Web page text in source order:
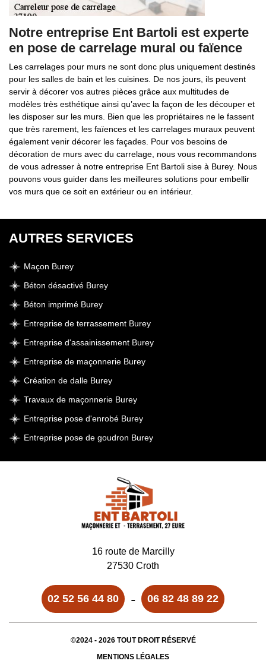
Notre entreprise Ent Bartoli est experte
en pose de carrelage mural ou faïence
Les carrelages pour murs ne sont donc plus uniquement destinés
pour les salles de bain et les cuisines. De nos jours, ils peuvent
servir à décorer vos autres pièces grâce aux multitudes de
modèles très esthétique ainsi qu’avec la façon de les découper et
les disposer sur les murs. Bien que les propriétaires ne le fassent
que très rarement, les faïences et les carrelages muraux peuvent
également venir décorer les façades. Pour vos besoins de
décoration de murs avec du carrelage, nous vous recommandons
de vous adresser à notre entreprise Ent Bartoli sise à Burey. Nous
pouvons vous guider dans les meilleures solutions pour embellir
vos murs que ce soit en extérieur ou en intérieur.
AUTRES SERVICES
Maçon Burey
Béton désactivé Burey
Béton imprimé Burey
Entreprise de terrassement Burey
Entreprise d'assainissement Burey
Entreprise de maçonnerie Burey
Création de dalle Burey
Travaux de maçonnerie Burey
Entreprise pose d'enrobé Burey
Entreprise pose de goudron Burey
16 route de Marcilly
27530 Croth
02 52 56 44 80 - 06 82 48 89 22
©2024 - 2026 TOUT DROIT RÉSERVÉ
MENTIONS LÉGALES